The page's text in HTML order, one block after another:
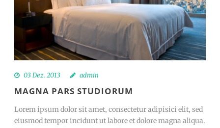
03 Dez. 2013 admin
MAGNA PARS STUDIORUM
Lorem ipsum dolor sit amet, consectetur adipisici elit, sed
eiusmod tempor incidunt ut labore et dolore magna aliqua.